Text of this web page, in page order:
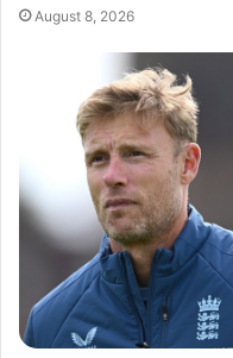
August 8, 2026